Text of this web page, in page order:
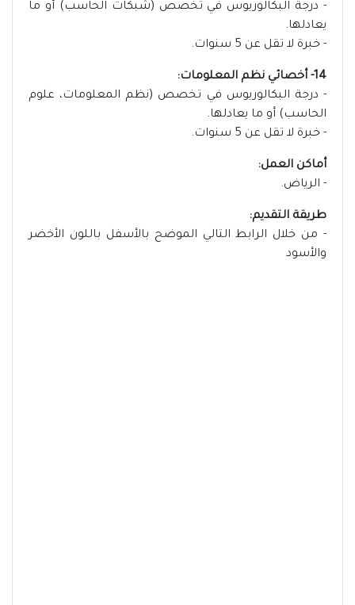
- درجة البكالوريوس في تخصص (شبكات الحاسب) أو ما
يعادلها.
- خبرة لا تقل عن 5 سنوات.
14- أخصائي نظم المعلومات:
- درجة البكالوريوس في تخصص (نظم المعلومات، علوم
الحاسب) أو ما يعادلها.
- خبرة لا تقل عن 5 سنوات.
أماكن العمل:
- الرياض.
طريقة التقديم:
- من خلال الرابط التالي الموضح بالأسفل باللون الأخضر
والأسود